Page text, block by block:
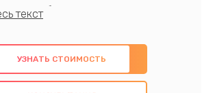
с обширными знаниями и
быстрый и качественный ремонт с
оригинальных компонентов, а
качество всех
УЗНАТЬ СТОИМОСТЬ